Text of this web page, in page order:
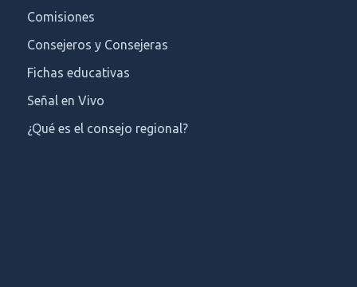
Comisiones
Consejeros y Consejeras
Fichas educativas
Señal en Vivo
¿Qué es el consejo regional?